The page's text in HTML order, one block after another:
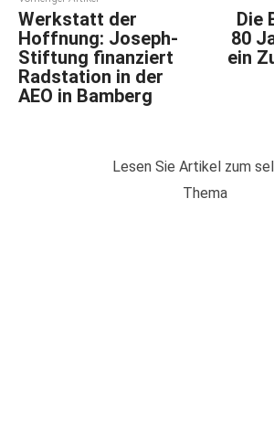
Werkstatt der
Hoffnung: Joseph-
Stiftung finanziert
Radstation in der
AEO in Bamberg
Die
80
ein
Lesen Sie Artikel zum
Thema